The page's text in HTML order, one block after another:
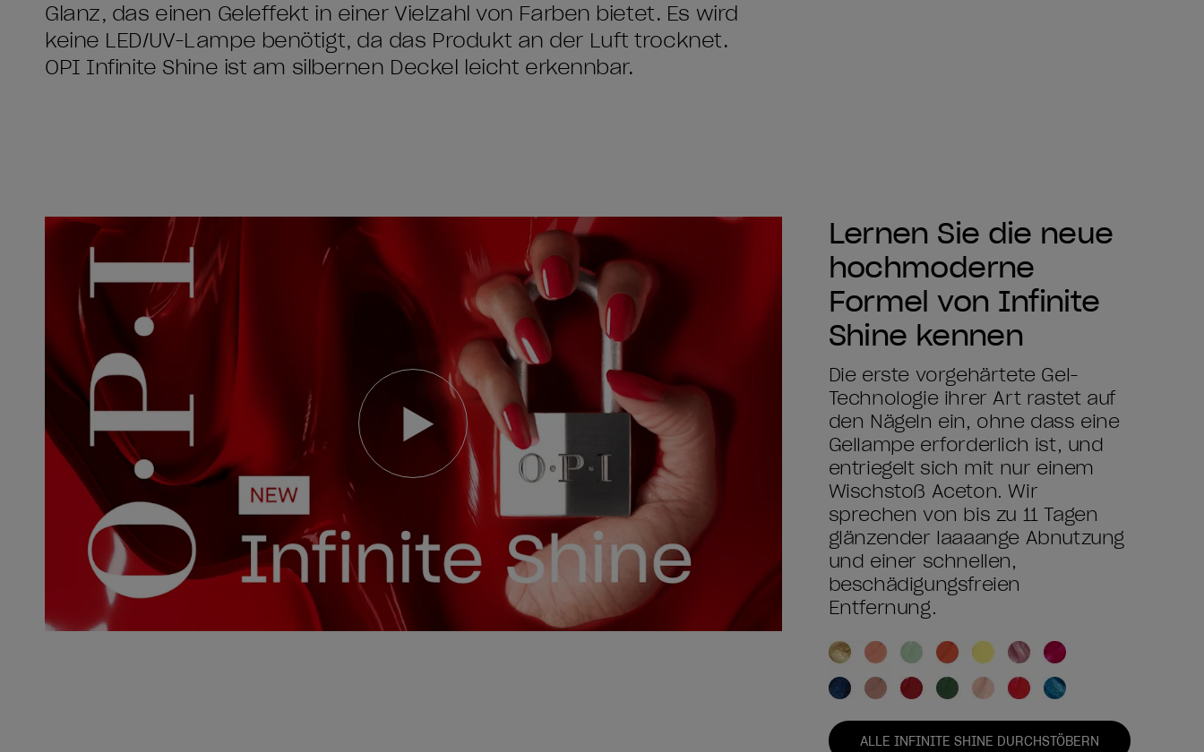
Glanz, das einen Geleffekt in einer Vielzahl von Farben bietet. Es wird
keine LED/UV-Lampe benötigt, da das Produkt an der Luft trocknet.
OPI Infinite Shine ist am silbernen Deckel leicht erkennbar.
Lernen Sie die neue
hochmoderne
Formel von Infinite
Shine kennen
Die erste vorgehärtete Gel-
Technologie ihrer Art rastet auf
den Nägeln ein, ohne dass eine
Gellampe erforderlich ist, und
entriegelt sich mit nur einem
Wischstoß Aceton. Wir
sprechen von bis zu 11 Tagen
glänzender laaaange Abnutzung
und einer schnellen,
beschädigungsfreien
Entfernung.
ALLE INFINITE SHINE DURCHSTÖBERN